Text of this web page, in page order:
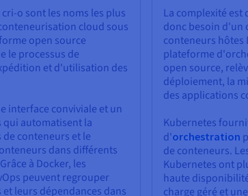
o sont les noms les plus
cloud sous
open source
le processus de
et d'utilisation des
interface conviviale et un
automatisent la
conteneurs et le
dans différents
à Docker, les
peuvent regrouper
leurs dépendances dans
La complexité est
donc besoin d'un
conteneurs hôtes
plateforme
open source,
déploiement, la
des applications
Kubernetes
d'orchestration
de conteneurs.
Kubernetes ont
haute
charge géré et